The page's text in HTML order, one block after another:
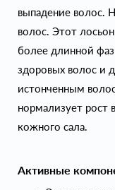
выпадение волос.
волос. Этот
более длинной
здоровых волос и
истонченным
нормализует рост
кожного сала.
Активные